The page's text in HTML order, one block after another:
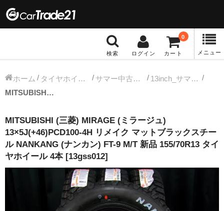
検索 ログイン カート
0
メニュー
冬タイヤホイール
13インチ：冬タイヤホイール
14インチ：冬タイヤホイール
15インチ：冬タイヤホイール
16インチ：冬タイヤホイール
ホーム タイヤホイールセット サマー中古タイヤホイール
13inch_サマー中古タイヤホイール
MITSUBISHI (三菱) MIRAGE (ミラージュ) 13×5J(+46)PCD100-4H リメイク マットブラックスチール NANKANG (ナンカン) FT-9 M/T 新品 155/70R13 タイヤホイール 4本 [13gss012]
MITSUBISHI (三菱) MIRAGE (ミラージュ)
13×5J(+46)PCD100-4H リメイク マットブラックスチー
ル NANKANG (ナンカン) FT-9 M/T 新品 155/70R13 タイ
ヤホイール 4本 [13gss012]